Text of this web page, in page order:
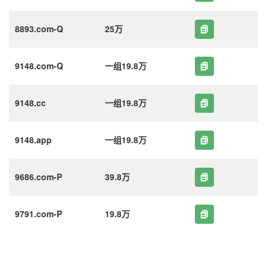
8893.com-Q 25万
9148.com-Q 一组19.8万
9148.cc 一组19.8万
9148.app 一组19.8万
9686.com-P 39.8万
9791.com-P 19.8万